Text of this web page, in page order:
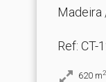
Madeira
Ref: CT-
620 m2